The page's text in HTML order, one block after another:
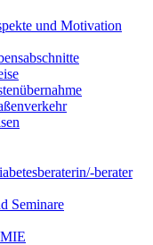
und Motivation
­-berater
Seminare